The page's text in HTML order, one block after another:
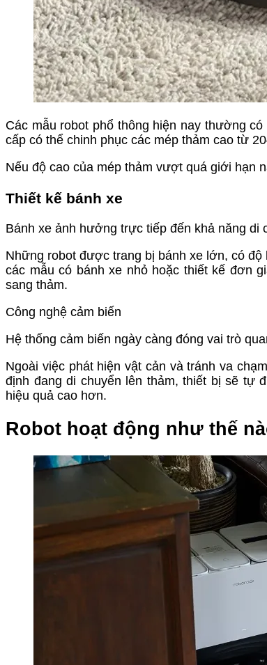
Các mẫu robot phổ thông hiện nay thường
cấp có thể chinh phục các mép thảm cao từ
Nếu độ cao của mép thảm vượt quá giới hạn
Thiết kế bánh xe
Bánh xe ảnh hưởng trực tiếp đến khả năng di
Những robot được trang bị bánh xe lớn, có
các mẫu có bánh xe nhỏ hoặc thiết kế đơn
sang thảm.
Công nghệ cảm biến
Hệ thống cảm biến ngày càng đóng vai trò
Ngoài việc phát hiện vật cản và tránh va
định đang di chuyển lên thảm, thiết bị sẽ tự
hiệu quả cao hơn.
Robot hoạt động như thế